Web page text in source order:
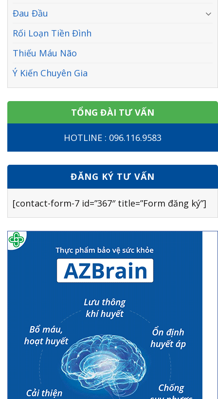
Đau Đầu
Rối Loạn Tiền Đình
Thiếu Máu Não
Ý Kiến Chuyên Gia
TỔNG ĐÀI TƯ VẤN
HOTLINE : 096.116.9583
ĐĂNG KÝ TƯ VẤN
[contact-form-7 id=”367″ title=”Form đăng ký”]